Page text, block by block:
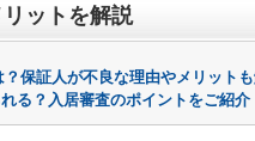
ットを解説
保証人が不良な理由やメリット
る？入居審査のポイントをご紹